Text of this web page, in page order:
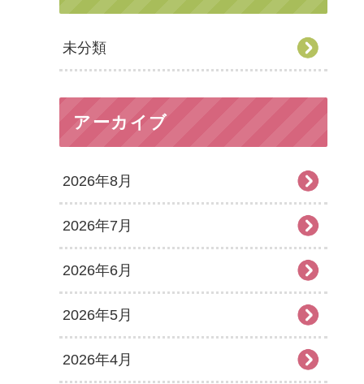
未分類
アーカイブ
2026年8月
2026年7月
2026年6月
2026年5月
2026年4月